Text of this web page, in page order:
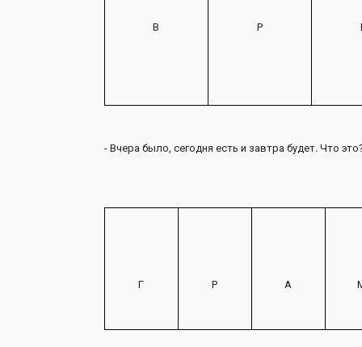
В Р
- Вчера было, сегодня есть и завтра будет. Что
Г Р А